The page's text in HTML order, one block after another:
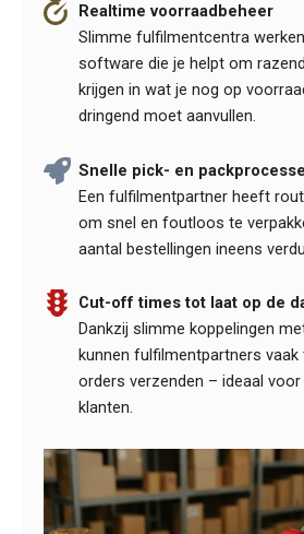
Realtime voorraadbeheer
Slimme fulfilmentcentra
software die je helpt om
krijgen in wat je nog op
dringend moet aanvullen.
Snelle pick- en
Een fulfilmentpartner heeft
om snel en foutloos te
aantal bestellingen ineens
Cut-off times tot laat op de
Dankzij slimme koppelingen
kunnen fulfilmentpartners
orders verzenden – ideaal
klanten.